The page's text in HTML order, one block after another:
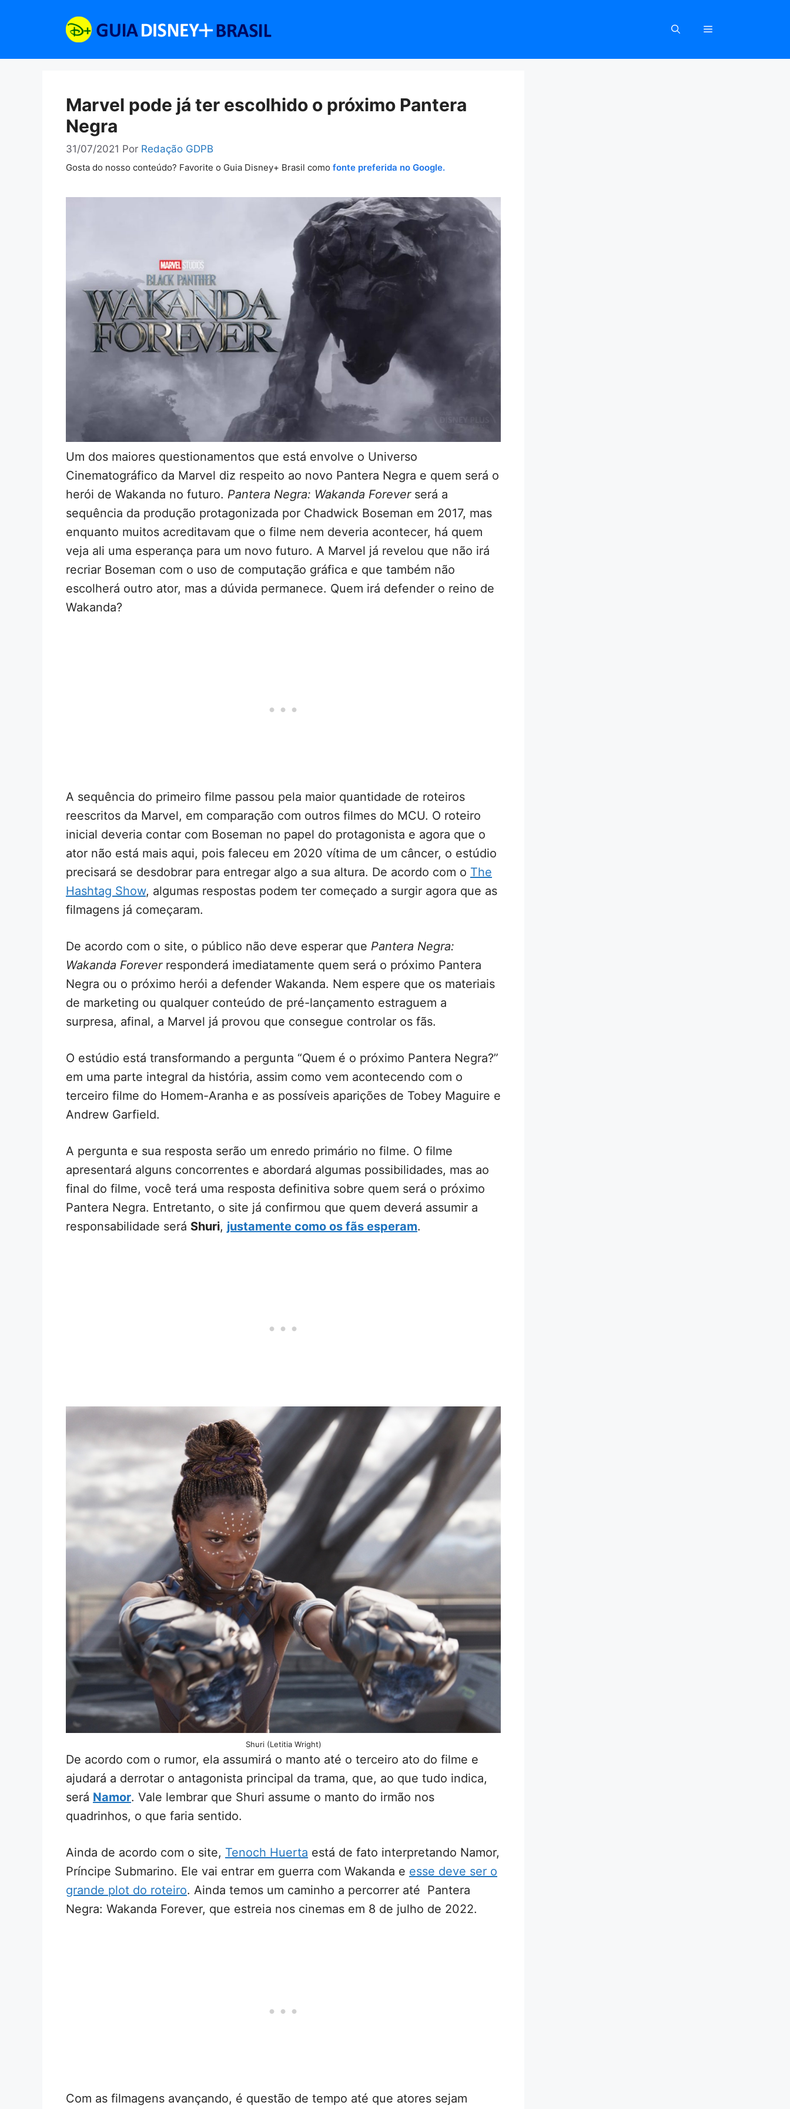
Marvel pode já ter escolhido o próximo Pantera
Negra
31/07/2021 Por Redação GDPB
Gosta do nosso conteúdo? Favorite o Guia Disney+ Brasil como fonte preferida no Google.
Um dos maiores questionamentos que está envolve o Universo
Cinematográfico da Marvel diz respeito ao novo Pantera Negra e quem será o
herói de Wakanda no futuro. Pantera Negra: Wakanda Foreverserá a
sequência da produção protagonizada por Chadwick Boseman em 2017, mas
enquanto muitos acreditavam que o filme nem deveria acontecer, há quem
veja ali uma esperança para um novo futuro. A Marvel já revelou que não irá
recriar Boseman com o uso de computação gráfica e que também não
escolherá outro ator, mas a dúvida permanece. Quem irá defender o reino de
Wakanda?
A sequência do primeiro filme passou pela maior quantidade de roteiros
reescritos da Marvel, em comparação com outros filmes do MCU. O roteiro
inicial deveria contar com Boseman no papel do protagonista e agora que o
ator não está mais aqui, pois faleceu em 2020 vítima de um câncer, o estúdio
precisará se desdobrar para entregar algo a sua altura. De acordo com o The
Hashtag Show, algumas respostas podem ter começado a surgir agora que as
filmagens já começaram.
De acordo com o site, o público não deve esperar que Pantera Negra:
Wakanda Foreverresponderá imediatamente quem será o próximo Pantera
Negra ou o próximo herói a defender Wakanda. Nem espere que os materiais
de marketing ou qualquer conteúdo de pré-lançamento estraguem a
surpresa, afinal, a Marvel já provou que consegue controlar os fãs.
O estúdio está transformando a pergunta “Quem é o próximo Pantera Negra?”
em uma parte integral da história, assim como vem acontecendo com o
terceiro filme do Homem-Aranha e as possíveis aparições de Tobey Maguire e
Andrew Garfield.
A pergunta e sua resposta serão um enredo primário no filme. O filme
apresentará alguns concorrentes e abordará algumas possibilidades, mas ao
final do filme, você terá uma resposta definitiva sobre quem será o próximo
Pantera Negra. Entretanto, o site já confirmou que quem deverá assumir a
responsabilidade será Shuri, justamente como os fãs esperam.
Shuri (Letitia Wright)
De acordo com o rumor, ela assumirá o manto até o terceiro ato do filme e
ajudará a derrotar o antagonista principal da trama, que, ao que tudo indica,
será Namor. Vale lembrar que Shuri assume o manto do irmão nos
quadrinhos, o que faria sentido.
Ainda de acordo com o site, Tenoch Huerta está de fato interpretando Namor,
Príncipe Submarino. Ele vai entrar em guerra com Wakanda e esse deve ser o
grande plot do roteiro. Ainda temos um caminho a percorrer até Pantera
Negra: Wakanda Forever, que estreia nos cinemas em 8 de julho de 2022.
Com as filmagens avançando, é questão de tempo até que atores sejam